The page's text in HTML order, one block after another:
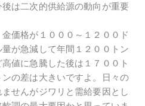
は二次的供給源の動向が重要
価格が１０００～１２００ド
が急減して年間１２００トン
値に急騰した後は１７００ト
の差は大きいですよ。日々の
せんがジワリと需給要因とし